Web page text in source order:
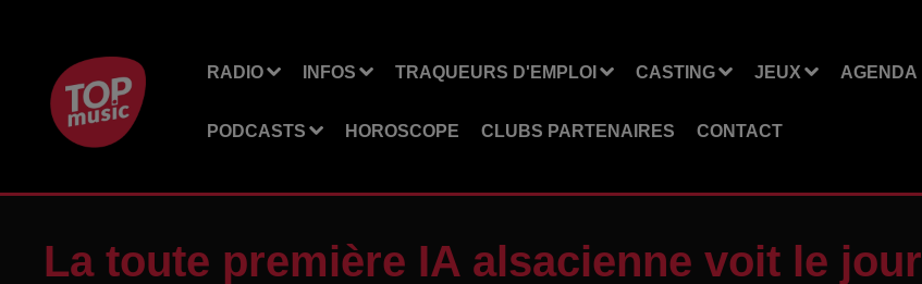
RADIO INFOS TRAQUEURS D'EMPLOI CASTING JEUX AGENDA
PODCASTS HOROSCOPE CLUBS PARTENAIRES CONTACT
La toute première IA alsacienne voit le jour